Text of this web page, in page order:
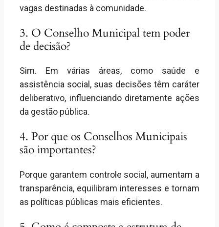
vagas destinadas à comunidade.
3. O Conselho Municipal tem poder
de decisão?
Sim. Em várias áreas, como saúde e
assistência social, suas decisões têm caráter
deliberativo, influenciando diretamente ações
da gestão pública.
4. Por que os Conselhos Municipais
são importantes?
Porque garantem controle social, aumentam a
transparência, equilibram interesses e tornam
as políticas públicas mais eficientes.